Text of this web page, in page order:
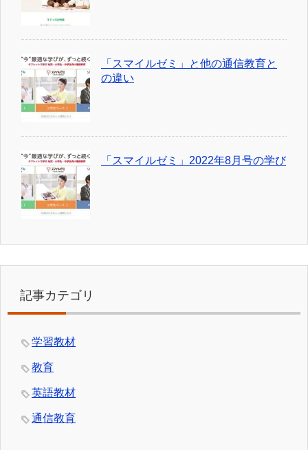
「スマイルゼミ」と他の通信教育と
の違い
「スマイルゼミ」2022年8月号の学び
記事カテゴリ
学習教材
教育
英語教材
通信教育